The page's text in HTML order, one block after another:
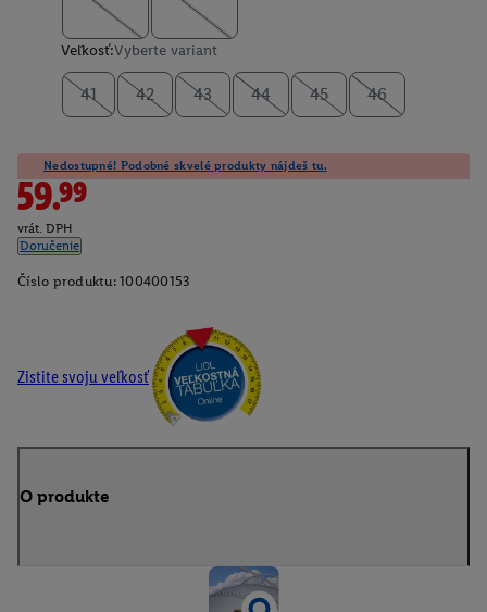
Veľkosť:Vyberte variant
41 42 43 44 45 46
Nedostupné! Podobné skvelé produkty nájdeš tu.
59.99
vrát. DPH
Doručenie
Číslo produktu: 100400153
Zistite svoju veľkosť
O produkte